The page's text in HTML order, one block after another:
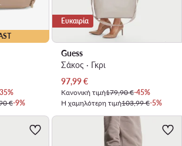
€-9%
Ευκαιρία
Guess
Σάκος · Γκρι
Τρέχουσα τιμή
97,99€
Κανονική τιμή179,90 €-45%
Η χαμηλότερη τιμή103,99 €-5%